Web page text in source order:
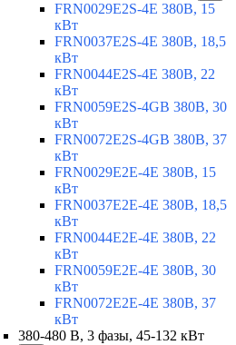
FRN0029E2S-4E 380В, 15
кВт
FRN0037E2S-4E 380В, 18,5
кВт
FRN0044E2S-4E 380В, 22
кВт
FRN0059E2S-4GB 380В, 30
кВт
FRN0072E2S-4GB 380В, 37
кВт
FRN0029E2E-4E 380В, 15
кВт
FRN0037E2E-4E 380В, 18,5
кВт
FRN0044E2E-4E 380В, 22
кВт
FRN0059E2E-4E 380В, 30
кВт
FRN0072E2E-4E 380В, 37
кВт
380-480 В, 3 фазы, 45-132 кВт